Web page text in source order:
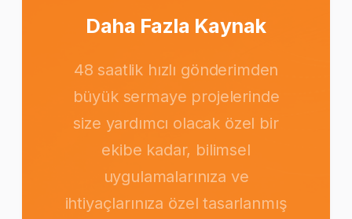
Daha Fazla Kaynak
48 saatlik hızlı gönderimden
büyük sermaye projelerinde
size yardımcı olacak özel bir
ekibe kadar, bilimsel
uygulamalarınıza ve
ihtiyaçlarınıza özel tasarlanmış